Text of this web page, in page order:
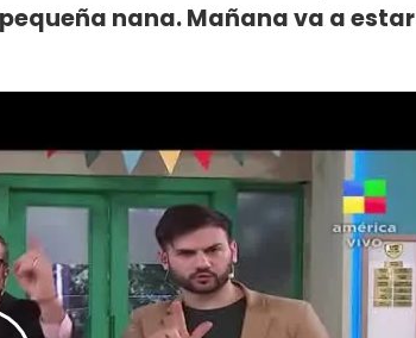
nana. Mañana va a estar